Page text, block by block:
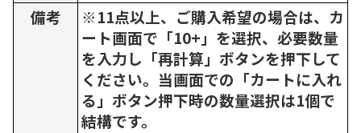
備考
※11点以上、ご購入希望の場合は、カ
ート画面で「10+」を選択、必要数量
を入力し「再計算」ボタンを押下して
ください。当画面での「カートに入れ
る」ボタン押下時の数量選択は1個で
結構です。